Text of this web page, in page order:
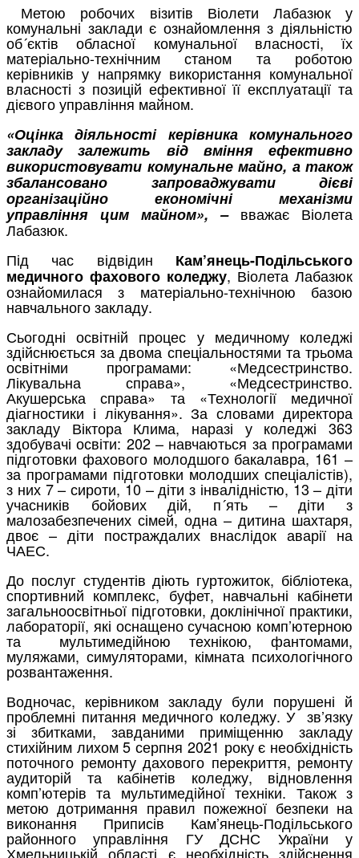
Метою робочих візитів Віолети Лабазюк у
комунальні заклади є ознайомлення з діяльністю
об´єктів обласної комунальної власності, їх
матеріально-технічним станом та роботою
керівників у напрямку використання комунальної
власності з позицій ефективної її експлуатації та
дієвого управління майном.
«Оцінка діяльності керівника комунального
закладу залежить від вміння ефективно
використовувати комунальне майно, а також
збалансовано запроваджувати дієві
організаційно­ економічні механізми
управління цим майном», – вважає Віолета
Лабазюк.
Під час відвідин Кам’янець-Подільського
медичного фахового коледжу, Віолета Лабазюк
ознайомилася з матеріально-технічною базою
навчального закладу.
Сьогодні освітній процес у медичному коледжі
здійснюється за двома спеціальностями та трьома
освітніми програмами: «Медсестринство.
Лікувальна справа», «Медсестринство.
Акушерська справа» та «Технології медичної
діагностики і лікування». За словами директора
закладу Віктора Клима, наразі у коледжі 363
здобувачі освіти: 202 – навчаються за програмами
підготовки фахового молодшого бакалавра, 161 –
за програмами підготовки молодших спеціалістів),
з них 7 – сироти, 10 – діти з інвалідністю, 13 – діти
учасників бойових дій, п´ять – діти з
малозабезпечених сімей, одна – дитина шахтаря,
двоє – діти постраждалих внаслідок аварії на
ЧАЕС.
До послуг студентів діють гуртожиток, бібліотека,
спортивний комплекс, буфет, навчальні кабінети
загальноосвітньої підготовки, доклінічної практики,
лабораторії, які оснащено сучасною комп’ютерною
та мультимедійною технікою, фантомами,
муляжами, симуляторами, кімната психологічного
розвантаження.
Водночас, керівником закладу були порушені й
проблемні питання медичного коледжу. У зв’язку
зі збитками, завданими приміщенню закладу
стихійним лихом 5 серпня 2021 року є необхідність
поточного ремонту дахового перекриття, ремонту
аудиторій та кабінетів коледжу, відновлення
комп’ютерів та мультимедійної техніки. Також з
метою дотримання правил пожежної безпеки на
виконання Приписів Кам’янець-Подільського
районного управління ГУ ДСНС України у
Хмельницькій області є необхідність здійснення